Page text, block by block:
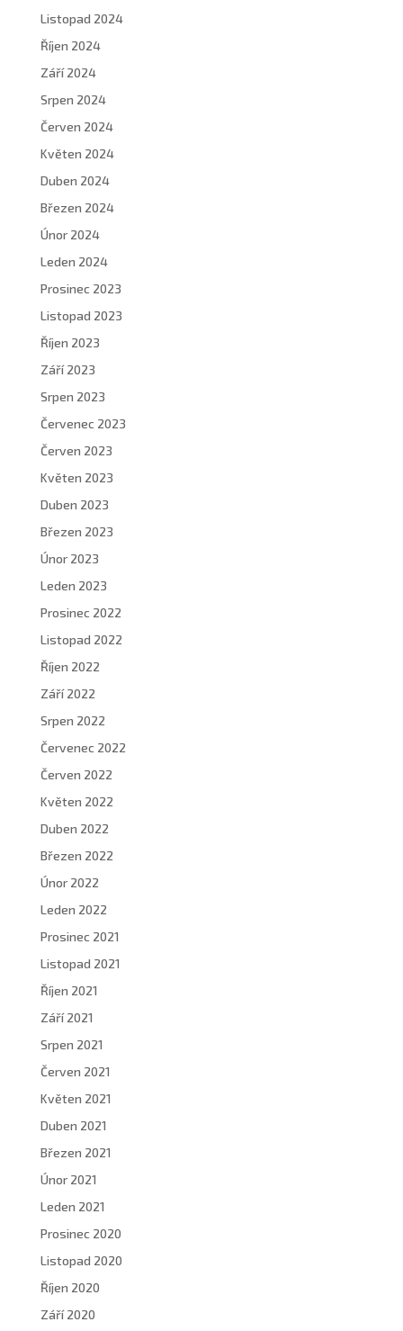
Listopad 2024
Říjen 2024
Září 2024
Srpen 2024
Červen 2024
Květen 2024
Duben 2024
Březen 2024
Únor 2024
Leden 2024
Prosinec 2023
Listopad 2023
Říjen 2023
Září 2023
Srpen 2023
Červenec 2023
Červen 2023
Květen 2023
Duben 2023
Březen 2023
Únor 2023
Leden 2023
Prosinec 2022
Listopad 2022
Říjen 2022
Září 2022
Srpen 2022
Červenec 2022
Červen 2022
Květen 2022
Duben 2022
Březen 2022
Únor 2022
Leden 2022
Prosinec 2021
Listopad 2021
Říjen 2021
Září 2021
Srpen 2021
Červen 2021
Květen 2021
Duben 2021
Březen 2021
Únor 2021
Leden 2021
Prosinec 2020
Listopad 2020
Říjen 2020
Září 2020